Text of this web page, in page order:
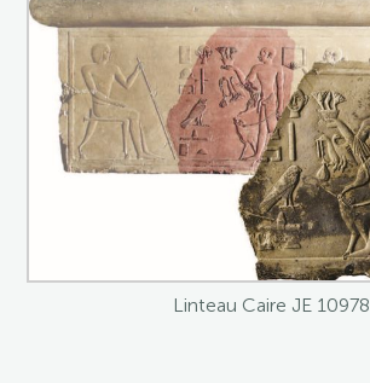
Linteau Caire JE 10978